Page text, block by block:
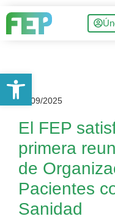
05/09/2025
El FEP
primera
de
Pacientes
Sanidad
Abrir barra de herramientas